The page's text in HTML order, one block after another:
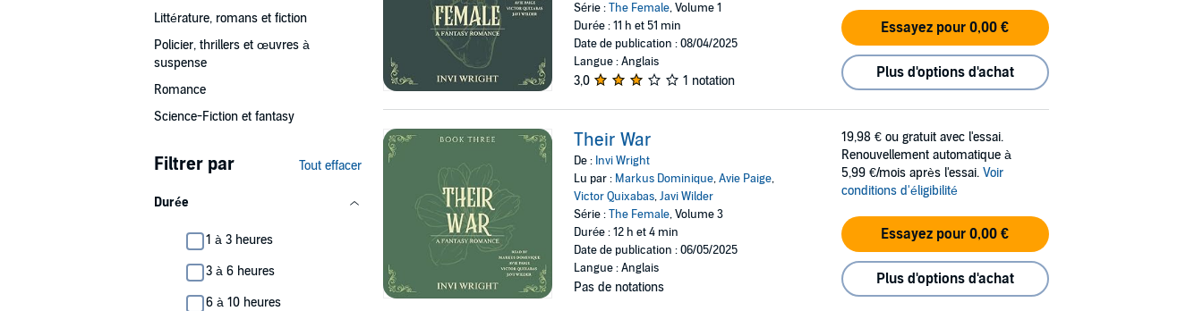
Littérature, romans et fiction
Policier, thrillers et œuvres à
suspense
Romance
Science-Fiction et fantasy
Filtrer par Tout effacer
Durée
1 à 3 heures
3 à 6 heures
6 à 10 heures
Série :The Female, Volume 1
Durée : 11 h et 51 min
Date de publication : 08/04/2025
Langue : Anglais
3,0 1 notation
Essayez pour 0,00 €
Plus d'options d'achat
Their War
De : Invi Wright
Lu par : Markus Dominique,Avie Paige,
Victor Quixabas,Javi Wilder
Série :The Female, Volume 3
Durée : 12 h et 4 min
Date de publication : 06/05/2025
Langue : Anglais
Pas de notations
19,98 € ou gratuit avec l'essai.
Renouvellement automatique à
5,99 €/mois après l'essai. Voir
conditions d'éligibilité
Essayez pour 0,00 €
Plus d'options d'achat